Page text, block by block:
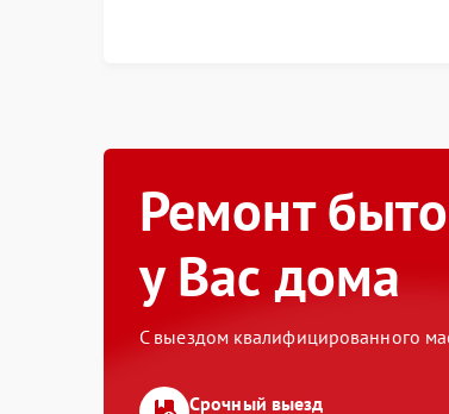
Ремонт
у Вас дома
С выездом квалифицированного
Срочный выезд